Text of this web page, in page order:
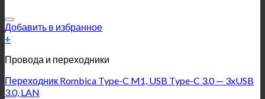
Добавить в избранное
+
Провода и переходники
Переходник Rombica Type-C M1, USB Type-C 3.0 — 3xUSB
3.0, LAN